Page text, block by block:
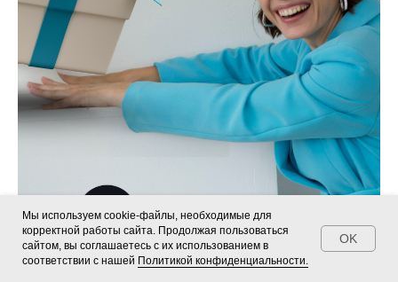
Мы используем cookie-файлы, необходимые для
корректной работы сайта. Продолжая пользоваться
сайтом, вы соглашаетесь с их использованием в
соответствии с нашей Политикой конфиденциальности.
OK